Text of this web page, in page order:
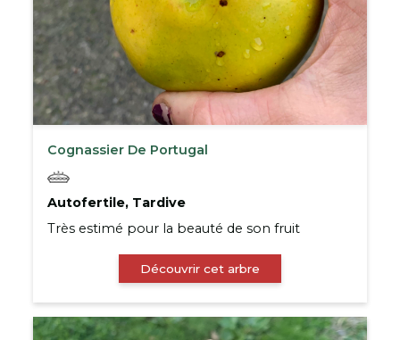
Cognassier De Portugal
Autofertile, Tardive
Très estimé pour la beauté de son fruit
Découvrir cet arbre